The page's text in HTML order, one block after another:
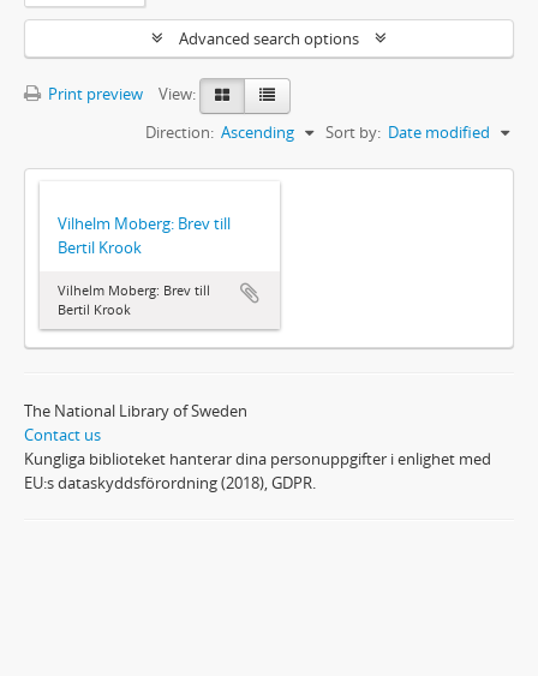
Advanced search options
Print preview
View:
Sort by: Date modified
Direction: Ascending
Vilhelm Moberg: Brev till
Bertil Krook
Vilhelm Moberg: Brev till
Bertil Krook
The National Library of Sweden
Contact us
Kungliga biblioteket hanterar dina personuppgifter i enlighet med
EU:s dataskyddsförordning (2018), GDPR.